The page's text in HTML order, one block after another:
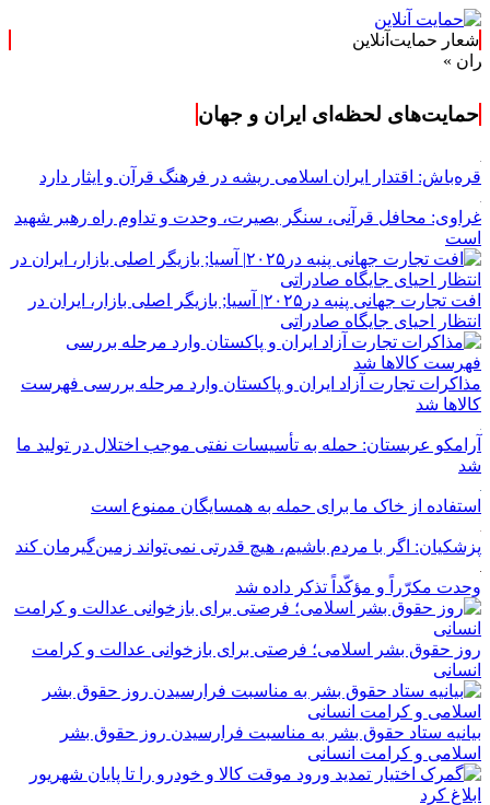
شعار حمایت‌آنلاین
حمایت‌های لحظه‌ای ایران و جهان
قره‌باش: اقتدار ایران اسلامی ریشه در فرهنگ قرآن و ایثار دارد
غراوی: محافل قرآنی، سنگر بصیرت، وحدت و تداوم راه رهبر شهید
است
افت تجارت جهانی پنبه در۲۰۲۵| آسیا; بازیگر اصلی بازار، ایران در
انتظار احیای جایگاه صادراتی
مذاکرات تجارت آزاد ایران و پاکستان وارد مرحله بررسی فهرست
کالاها شد
آرامکو عربستان: حمله به تأسیسات نفتی موجب اختلال در تولید ما
شد
استفاده از خاک ما برای حمله به همسایگان ممنوع است
پزشکیان: اگر با مردم باشیم، هیچ قدرتی نمی‌تواند زمین‌گیرمان کند
وحدت مکرّراً و مؤکّداً تذکر داده شد
روز حقوق بشر اسلامی؛ فرصتی برای بازخوانی عدالت و کرامت
انسانی
بیانیه ستاد حقوق بشر به مناسبت فرارسیدن روز حقوق بشر
اسلامی و کرامت انسانی